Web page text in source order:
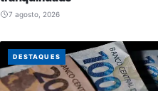
7 agosto, 2026
DESTAQUES